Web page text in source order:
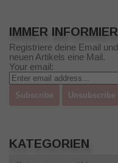
IMMER
Registriere deine Email
neuen Artikels eine Mail.
Your email:
KATEGORIEN